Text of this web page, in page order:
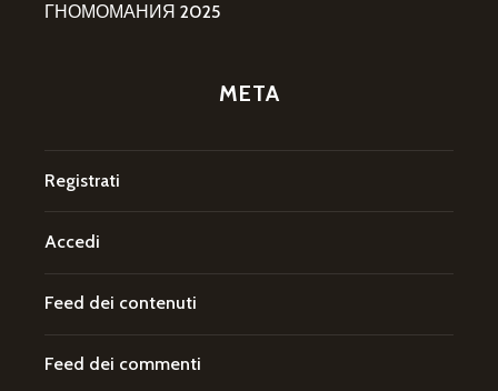
ГНОМОМАНИЯ 2025
META
Registrati
Accedi
Feed dei contenuti
Feed dei commenti